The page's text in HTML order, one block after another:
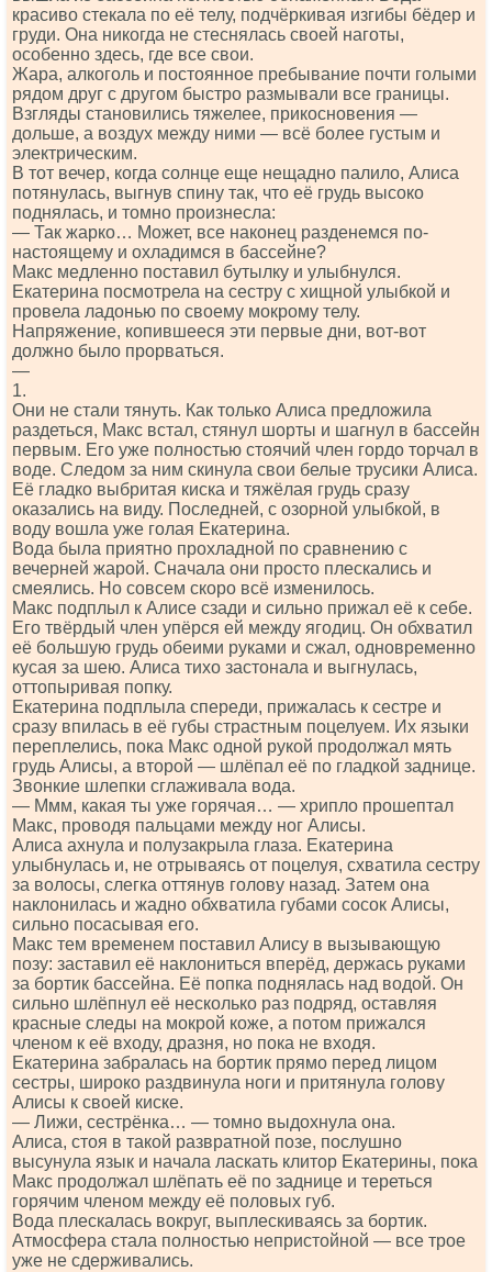
красиво стекала по её телу, подчёркивая изгибы бёдер и
груди. Она никогда не стеснялась своей наготы,
особенно здесь, где все свои.
Жара, алкоголь и постоянное пребывание почти голыми
рядом друг с другом быстро размывали все границы.
Взгляды становились тяжелее, прикосновения —
дольше, а воздух между ними — всё более густым и
электрическим.
В тот вечер, когда солнце еще нещадно палило, Алиса
потянулась, выгнув спину так, что её грудь высоко
поднялась, и томно произнесла:
— Так жарко… Может, все наконец разденемся по-
настоящему и охладимся в бассейне?
Макс медленно поставил бутылку и улыбнулся.
Екатерина посмотрела на сестру с хищной улыбкой и
провела ладонью по своему мокрому телу.
Напряжение, копившееся эти первые дни, вот-вот
должно было прорваться.
—
1.
Они не стали тянуть. Как только Алиса предложила
раздеться, Макс встал, стянул шорты и шагнул в бассейн
первым. Его уже полностью стоячий член гордо торчал в
воде. Следом за ним скинула свои белые трусики Алиса.
Её гладко выбритая киска и тяжёлая грудь сразу
оказались на виду. Последней, с озорной улыбкой, в
воду вошла уже голая Екатерина.
Вода была приятно прохладной по сравнению с
вечерней жарой. Сначала они просто плескались и
смеялись. Но совсем скоро всё изменилось.
Макс подплыл к Алисе сзади и сильно прижал её к себе.
Его твёрдый член упёрся ей между ягодиц. Он обхватил
её большую грудь обеими руками и сжал, одновременно
кусая за шею. Алиса тихо застонала и выгнулась,
оттопыривая попку.
Екатерина подплыла спереди, прижалась к сестре и
сразу впилась в её губы страстным поцелуем. Их языки
переплелись, пока Макс одной рукой продолжал мять
грудь Алисы, а второй — шлёпал её по гладкой заднице.
Звонкие шлепки сглаживала вода.
— Ммм, какая ты уже горячая… — хрипло прошептал
Макс, проводя пальцами между ног Алисы.
Алиса ахнула и полузакрыла глаза. Екатерина
улыбнулась и, не отрываясь от поцелуя, схватила сестру
за волосы, слегка оттянув голову назад. Затем она
наклонилась и жадно обхватила губами сосок Алисы,
сильно посасывая его.
Макс тем временем поставил Алису в вызывающую
позу: заставил её наклониться вперёд, держась руками
за бортик бассейна. Её попка поднялась над водой. Он
сильно шлёпнул её несколько раз подряд, оставляя
красные следы на мокрой коже, а потом прижался
членом к её входу, дразня, но пока не входя.
Екатерина забралась на бортик прямо перед лицом
сестры, широко раздвинула ноги и притянула голову
Алисы к своей киске.
— Лижи, сестрёнка… — томно выдохнула она.
Алиса, стоя в такой развратной позе, послушно
высунула язык и начала ласкать клитор Екатерины, пока
Макс продолжал шлёпать её по заднице и тереться
горячим членом между её половых губ.
Вода плескалась вокруг, выплескиваясь за бортик.
Атмосфера стала полностью непристойной — все трое
уже не сдерживались.